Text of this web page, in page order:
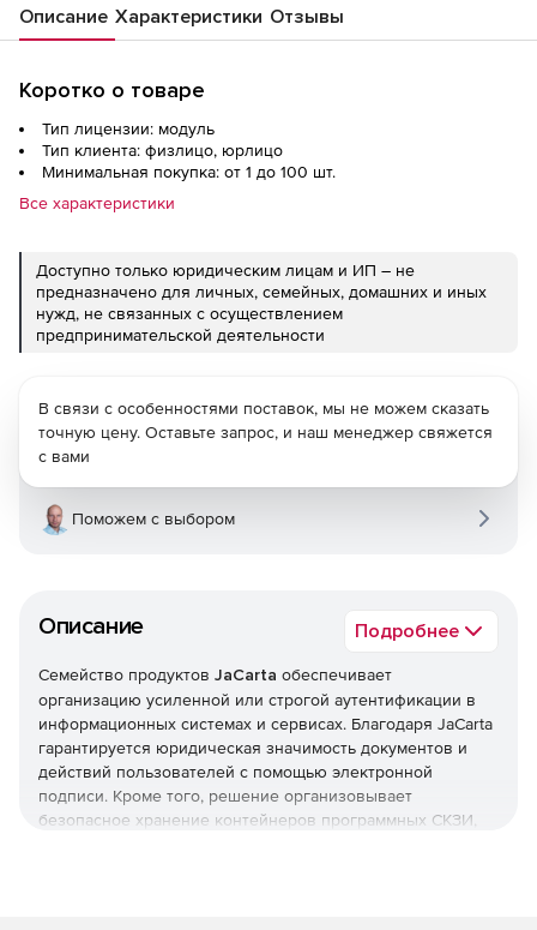
Описание Характеристики Отзывы
Коротко о товаре
Тип лицензии: модуль
Тип клиента: физлицо, юрлицо
Минимальная покупка: от 1 до 100 шт.
Все характеристики
Доступно только юридическим лицам и ИП – не
предназначено для личных, семейных, домашних и иных
нужд, не связанных с осуществлением
предпринимательской деятельности
Описание Подробнее
Семейство продуктов JaCarta обеспечивает
организацию усиленной или строгой аутентификации в
информационных системах и сервисах. Благодаря JaCarta
гарантируется юридическая значимость документов и
действий пользователей с помощью электронной
подписи. Кроме того, решение организовывает
безопасное хранение контейнеров программных СКЗИ,
В связи с особенностями поставок, мы не можем сказать
точную цену. Оставьте запрос, и наш менеджер свяжется
с вами
Поможем с выбором